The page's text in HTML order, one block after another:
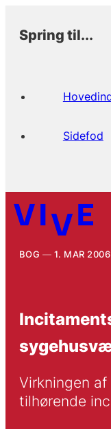
Spring til...
Sidefod
BOG 1. MAR 2006
Virkningen
tilhørende